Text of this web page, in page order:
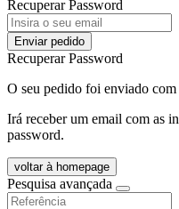
Recuperar Password
Enviar pedido
Recuperar Password
O seu pedido foi enviado com
Irá receber um email com as
password.
voltar à homepage
Pesquisa avançada